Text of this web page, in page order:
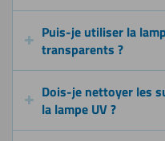
Puis-je utiliser la
transparents ?
Dois-je nettoyer les
la lampe UV ?